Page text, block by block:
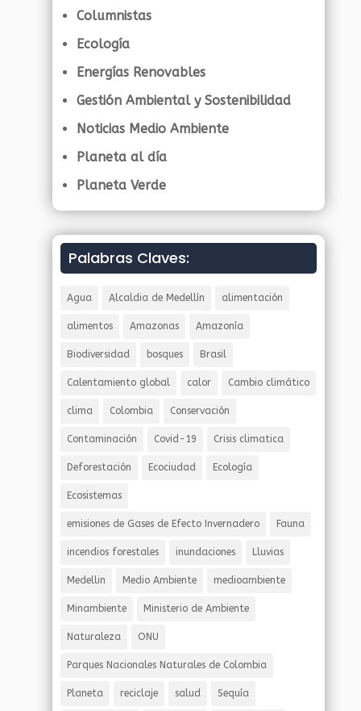
Columnistas
Ecología
Energías Renovables
Gestión Ambiental y Sostenibilidad
Noticias Medio Ambiente
Planeta al día
Planeta Verde
Palabras Claves:
Agua Alcaldia de Medellín alimentación
alimentos Amazonas Amazonía
Biodiversidad bosques Brasil
Calentamiento global calor Cambio climático
clima Colombia Conservación
Contaminación Covid-19 Crisis climatica
Deforestación Ecociudad Ecología
Ecosistemas
emisiones de Gases de Efecto Invernadero Fauna
incendios forestales inundaciones Lluvias
Medellin Medio Ambiente medioambiente
Minambiente Ministerio de Ambiente
Naturaleza ONU
Parques Nacionales Naturales de Colombia
Planeta reciclaje salud Sequía